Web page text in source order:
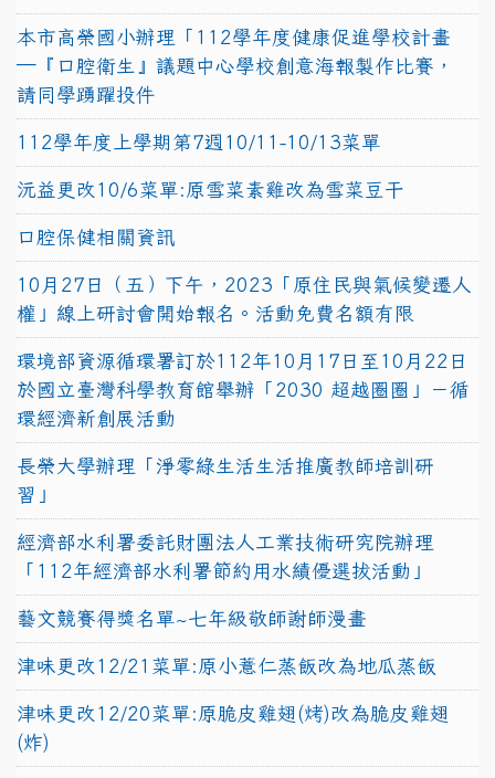
本市高榮國小辦理「112學年度健康促進學校計畫
─『口腔衛生』議題中心學校創意海報製作比賽，
請同學踴躍投件
112學年度上學期第7週10/11-10/13菜單
沅益更改10/6菜單:原雪菜素雞改為雪菜豆干
口腔保健相關資訊
10月27日（五）下午，2023「原住民與氣候變遷人
權」線上研討會開始報名。活動免費名額有限
環境部資源循環署訂於112年10月17日至10月22日
於國立臺灣科學教育館舉辦「2030 超越圈圈」－循
環經濟新創展活動
長榮大學辦理「淨零綠生活生活推廣教師培訓研
習」
經濟部水利署委託財團法人工業技術研究院辦理
「112年經濟部水利署節約用水績優選拔活動」
藝文競賽得獎名單~七年級敬師謝師漫畫
津味更改12/21菜單:原小薏仁蒸飯改為地瓜蒸飯
津味更改12/20菜單:原脆皮雞翅(烤)改為脆皮雞翅
(炸)